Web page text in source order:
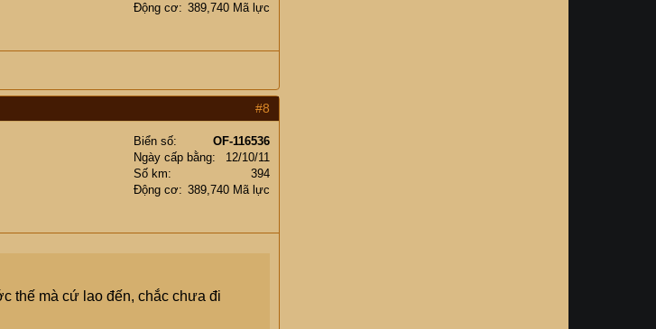
Động cơ
389,740 Mã lực
#8
Biển số
OF-116536
Ngày cấp bằng
12/10/11
Số km
394
Động cơ
389,740 Mã lực
thế mà cứ lao đến, chắc chưa đi